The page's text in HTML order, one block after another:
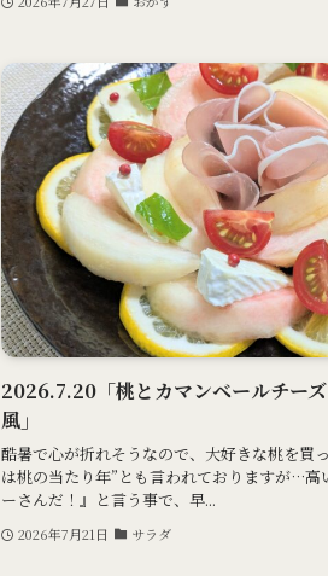
2026.7.20「桃とカマンベールチー
風」
酷暑で心が折れそうなので、大好きな桃を買
は桃の当たり年”とも言われておりますが…高
ーさんだ！』と言う事で、早...
2026年7月21日 サラダ